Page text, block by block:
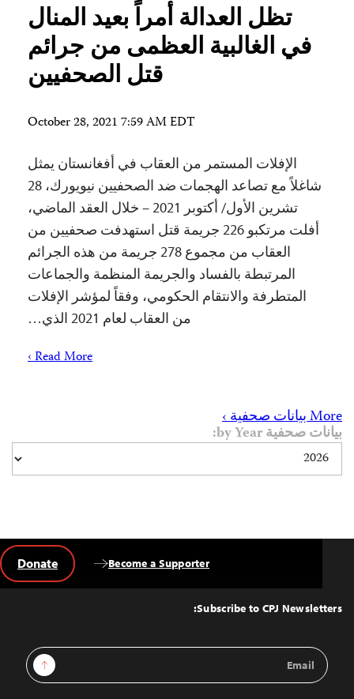
تظل العدالة أمراً بعيد المنال
في الغالبية العظمى من جرائم
قتل الصحفيين
October 28, 2021 7:59 AM EDT
الإفلات المستمر من العقاب في أفغانستان يمثل
شاغلاً مع تصاعد الهجمات ضد الصحفيين نيويورك، 28
تشرين الأول/ أكتوبر 2021 – خلال العقد الماضي،
أفلت مرتكبو 226 جريمة قتل استهدفت صحفيين من
العقاب من مجموع 278 جريمة من هذه الجرائم
المرتبطة بالفساد والجريمة المنظمة والجماعات
المتطرفة والانتقام الحكومي، وفقاً لمؤشر الإفلات
من العقاب لعام 2021 الذي…
Read More ›
More بيانات صحفية ›
بيانات صحفية by Year:
Top
Subscribe to CPJ Newsletters:
Email
Address
Sign Up
Become a Supporter
Donate